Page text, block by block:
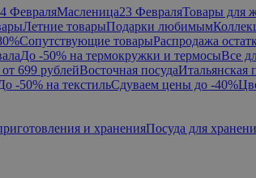
ФевраляМасленица23 ФевраляТовары для
Летние товарыПодарки любимым
Сопутствующие товарыРаспродажа
До -50% на термокружки и термосыВсе
699 рублейВосточная посудаИтальянская
-50% на текстильСдуваем цены до -40%
и храненияПосуда для